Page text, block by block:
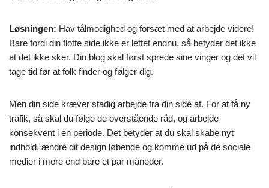
Løsningen: Hav tålmodighed og forsæt med at arbejde videre!
Bare fordi din flotte side ikke er lettet endnu, så betyder det ikke
at det ikke sker. Din blog skal først sprede sine vinger og det vil
tage tid før at folk finder og følger dig.
Men din side kræver stadig arbejde fra din side af. For at få ny
trafik, så skal du følge de overstående råd, og arbejde
konsekvent i en periode. Det betyder at du skal skabe nyt
indhold, ændre dit design løbende og komme ud på de sociale
medier i mere end bare et par måneder.